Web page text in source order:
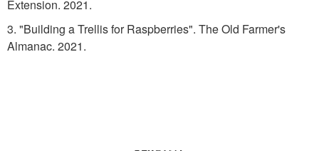
Extension. 2021.
3. "Building a Trellis for Raspberries". The Old Farmer's
Almanac. 2021.